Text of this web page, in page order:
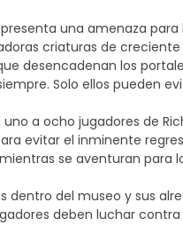
una amenaza
criaturas de
desencadenan los
Solo ellos pueden
a ocho jugadores de
evitar el inminente
se aventuran para
del museo y sus
deben luchar